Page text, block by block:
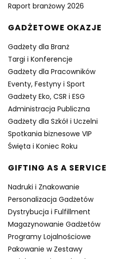
Raport branżowy 2026
GADŻETOWE OKAZJE
Gadżety dla Branż
Targi i Konferencje
Gadżety dla Pracowników
Eventy, Festyny i Sport
Gadżety Eko, CSR i ESG
Administracja Publiczna
Gadżety dla Szkół i Uczelni
Spotkania biznesowe VIP
Święta i Koniec Roku
GIFTING AS A SERVICE
Nadruki i Znakowanie
Personalizacja Gadżetów
Dystrybucja i Fulfillment
Magazynowanie Gadżetów
Programy Lojalnościowe
Pakowanie w Zestawy